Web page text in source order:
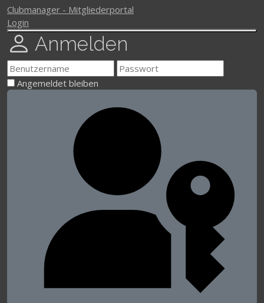
Clubmanager - Mitgliederportal
Login
Anmelden
Angemeldet bleiben